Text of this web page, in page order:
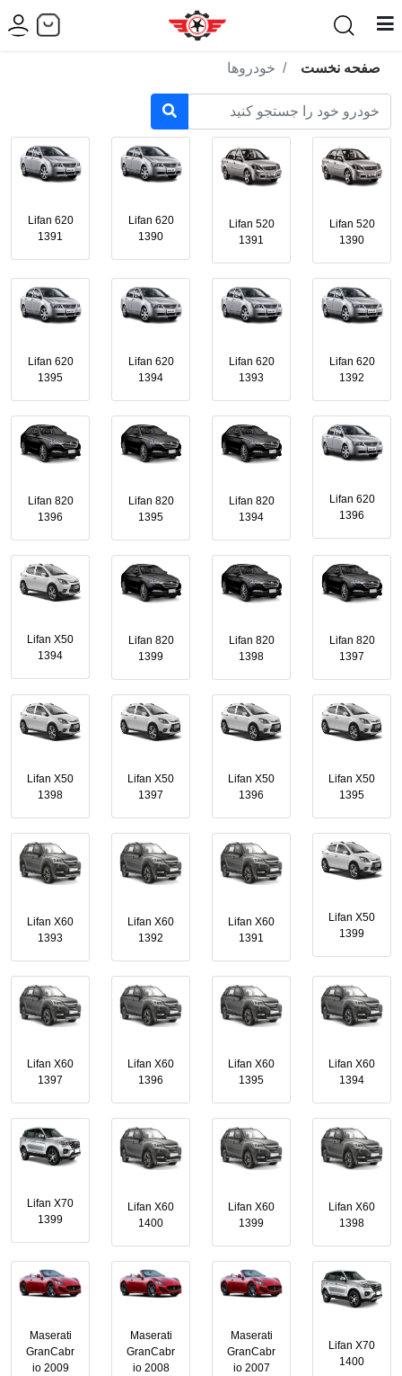
صفحه نخست خودروها
Lifan 520
1390
Lifan 520
1391
Lifan 620
1390
Lifan 620
1391
Lifan 620
1392
Lifan 620
1393
Lifan 620
1394
Lifan 620
1395
Lifan 620
1396
Lifan 820
1394
Lifan 820
1395
Lifan 820
1396
Lifan 820
1397
Lifan 820
1398
Lifan 820
1399
Lifan X50
1394
Lifan X50
1395
Lifan X50
1396
Lifan X50
1397
Lifan X50
1398
Lifan X50
1399
Lifan X60
1391
Lifan X60
1392
Lifan X60
1393
Lifan X60
1394
Lifan X60
1395
Lifan X60
1396
Lifan X60
1397
Lifan X60
1398
Lifan X60
1399
Lifan X60
1400
Lifan X70
1399
Lifan X70
1400
Maserati
GranCabr
io 2007
Maserati
GranCabr
io 2008
Maserati
GranCabr
io 2009